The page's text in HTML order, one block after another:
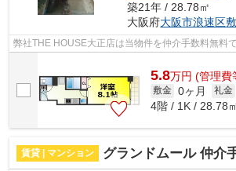
築21年 / 28.78㎡
大阪府大阪市浪速区
弊社THE HOUSE大正店は当物件を仲介手数料無料
5.8万円 (管理費
敷金 0ヶ月 礼金
4階 / 1K / 28.78
賃貸 | マンション グランドムール 仲介